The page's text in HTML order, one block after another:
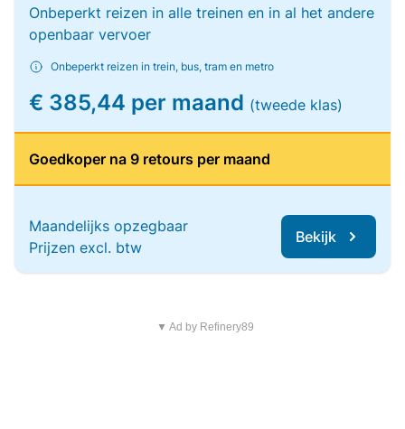
Onbeperkt reizen in alle treinen en in al het andere
openbaar vervoer
Onbeperkt reizen in trein, bus, tram en metro
€ 385,44 per maand (tweede klas)
Goedkoper na 9 retours per maand
Maandelijks opzegbaar
Prijzen excl. btw
Bekijk
▼ Ad by Refinery89